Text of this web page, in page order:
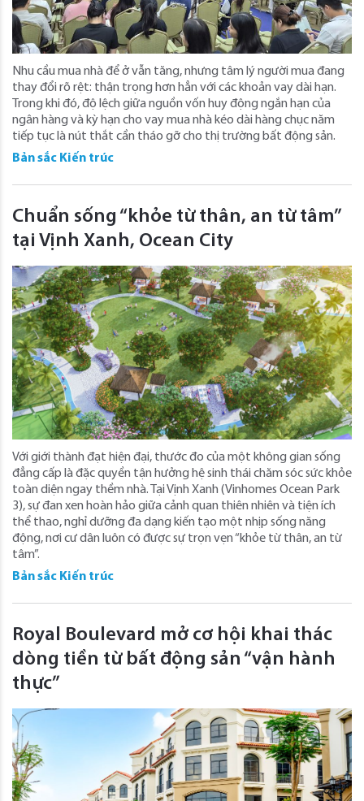
Nhu cầu mua nhà để ở vẫn tăng, nhưng tâm lý người mua đang
thay đổi rõ rệt: thận trọng hơn hẳn với các khoản vay dài hạn.
Trong khi đó, độ lệch giữa nguồn vốn huy động ngắn hạn của
ngân hàng và kỳ hạn cho vay mua nhà kéo dài hàng chục năm
tiếp tục là nút thắt cần tháo gỡ cho thị trường bất động sản.
Bản sắc Kiến trúc
Chuẩn sống “khỏe từ thân, an từ tâm”
tại Vịnh Xanh, Ocean City
Với giới thành đạt hiện đại, thước đo của một không gian sống
đẳng cấp là đặc quyền tận hưởng hệ sinh thái chăm sóc sức khỏe
toàn diện ngay thềm nhà. Tại Vịnh Xanh (Vinhomes Ocean Park
3), sự đan xen hoàn hảo giữa cảnh quan thiên nhiên và tiện ích
thể thao, nghỉ dưỡng đa dạng kiến tạo một nhịp sống năng
động, nơi cư dân luôn có được sự trọn vẹn “khỏe từ thân, an từ
tâm”.
Bản sắc Kiến trúc
Royal Boulevard mở cơ hội khai thác
dòng tiền từ bất động sản “vận hành
thực”